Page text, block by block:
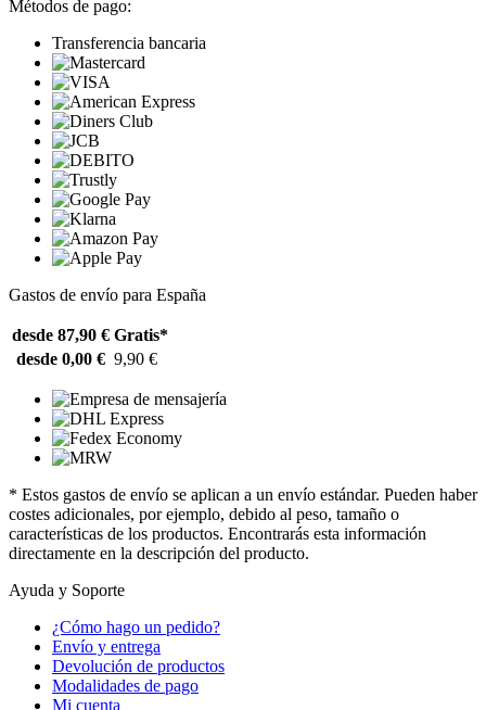
Métodos de pago:
Transferencia bancaria
Gastos de envío para España
desde 87,90 € Gratis*
desde 0,00 € 9,90 €
* Estos gastos de envío se aplican a un envío estándar. Pueden haber
costes adicionales, por ejemplo, debido al peso, tamaño o
características de los productos. Encontrarás esta información
directamente en la descripción del producto.
Ayuda y Soporte
¿Cómo hago un pedido?
Envío y entrega
Devolución de productos
Modalidades de pago
Mi cuenta